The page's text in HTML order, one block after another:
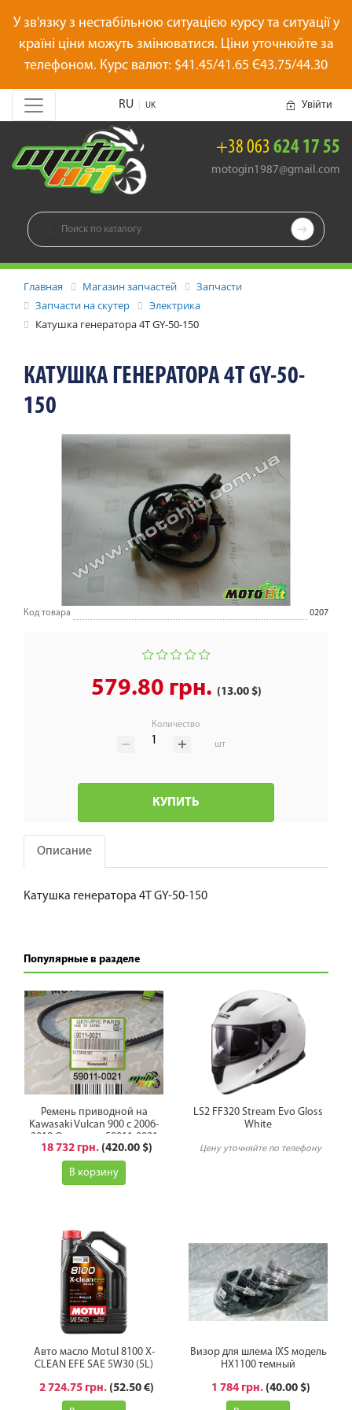
У зв'язку з нестабільною ситуацією курсу та ситуації у
країні ціни можуть змінюватися. Ціни уточнюйте за
телефоном. Курс валют: $41.45/41.65 Є43.75/44.30
RU UK Увійти
+38 063 624 17 55
motogin1987@gmail.com

Главная Магазин запчастей
Запчасти
Запчасти на скутер
Электрика
Катушка генератора 4T GY-50-150
КАТУШКА ГЕНЕРАТОРА 4T GY-50-
150
Код товара 0207
579.80 грн. (13.00 $)
Количество
шт
КУПИТЬ
Описание
Катушка генератора 4T GY-50-150
Популярные в разделе
Ремень приводной на
Kawasaki Vulcan 900 с 2006-
2019 Оригинал 59011-0021
18 732 грн. (420.00 $)
В корзину
LS2 FF320 Stream Evo Gloss
White
Цену уточняйте по телефону
Авто масло Motul 8100 X-
CLEAN EFE SAE 5W30 (5L)
2 724.75 грн. (52.50 €)
Визор для шлема IXS модель
HX1100 темный
1 784 грн. (40.00 $)